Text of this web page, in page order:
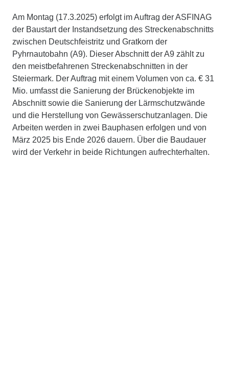
Am Montag (17.3.2025) erfolgt im Auftrag der ASFINAG
der Baustart der Instandsetzung des Streckenabschnitts
zwischen Deutschfeistritz und Gratkorn der
Pyhrnautobahn (A9). Dieser Abschnitt der A9 zählt zu
den meistbefahrenen Streckenabschnitten in der
Steiermark. Der Auftrag mit einem Volumen von ca. € 31
Mio. umfasst die Sanierung der Brückenobjekte im
Abschnitt sowie die Sanierung der Lärmschutzwände
und die Herstellung von Gewässerschutzanlagen. Die
Arbeiten werden in zwei Bauphasen erfolgen und von
März 2025 bis Ende 2026 dauern. Über die Baudauer
wird der Verkehr in beide Richtungen aufrechterhalten.